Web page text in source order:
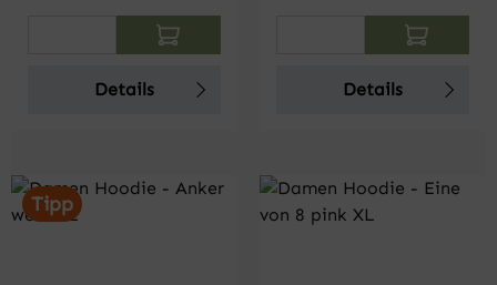
Produkt Anzahl: Gib den gewünschten
Details
Produkt Anzahl:
Details
Tipp